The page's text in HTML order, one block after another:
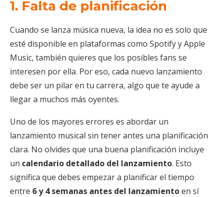
1. Falta de planificación
Cuando se lanza música nueva, la idea no es solo que
esté disponible en plataformas como Spotify y Apple
Music, también quieres que los posibles fans se
interesen por ella. Por eso, cada nuevo lanzamiento
debe ser un pilar en tu carrera, algo que te ayude a
llegar a muchos más oyentes.
Uno de los mayores errores es abordar un
lanzamiento musical sin tener antes una planificación
clara. No olvides que una buena planificación incluye
un calendario detallado del lanzamiento. Esto
significa que debes empezar a planificar el tiempo
entre 6 y 4 semanas antes del lanzamientoen sí